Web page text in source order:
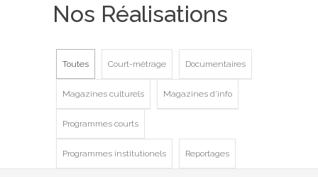
Nos Réalisations
Toutes Court-métrage Documentaires
Magazines culturels Magazines d'info
Programmes courts
Programmes institutionels Reportages